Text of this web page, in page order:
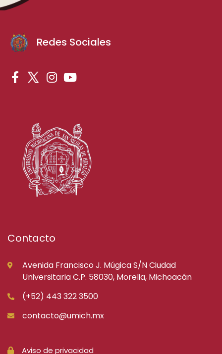
Redes Sociales
Contacto
Avenida Francisco J. Múgica S/N Ciudad
Universitaria C.P. 58030, Morelia, Michoacán
(+52) 443 322 3500
contacto@umich.mx
Aviso de privacidad